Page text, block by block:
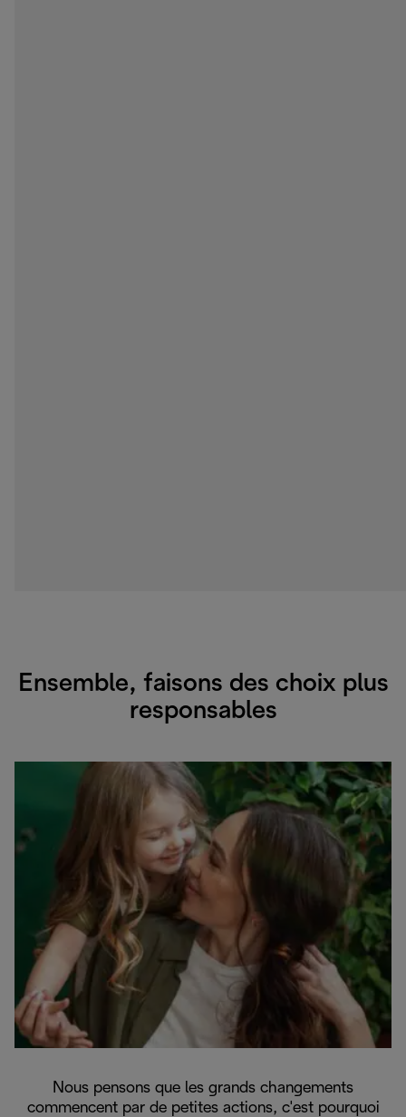
Ensemble, faisons des choix plus
responsables
Nous pensons que les grands changements
commencent par de petites actions, c'est pourquoi